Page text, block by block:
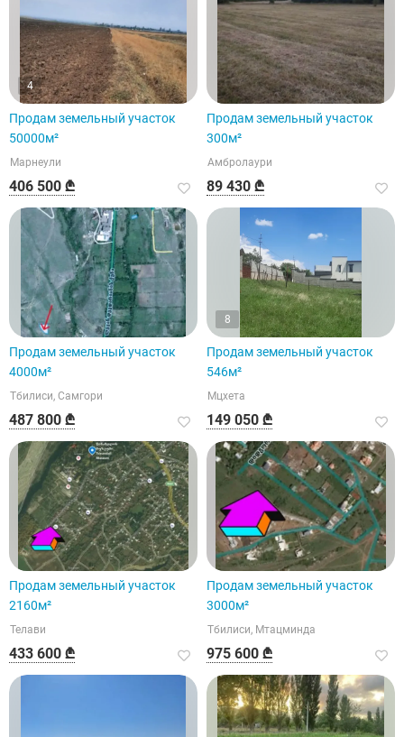
4
Продам земельный участок
50000м²
Марнеули
406 500 ₾
Продам земельный участок
300м²
Амбролаури
89 430 ₾
Продам земельный участок
4000м²
Тбилиси, Самгори
487 800 ₾
8
Продам земельный участок
546м²
Мцхета
149 050 ₾
Продам земельный участок
2160м²
Телави
433 600 ₾
Продам земельный участок
3000м²
Тбилиси, Мтацминда
975 600 ₾